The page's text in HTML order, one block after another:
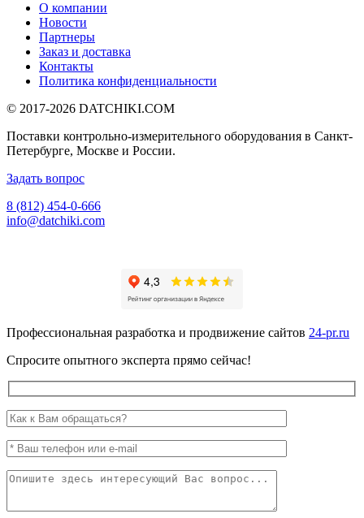
О компании
Новости
Партнеры
Заказ и доставка
Контакты
Политика конфиденциальности
© 2017-2026 DATCHIKI.COM
Поставки контрольно-измерительного оборудования в Санкт-
Петербурге, Москве и России.
Задать вопрос
8 (812) 454-0-666
info@datchiki.com
Профессиональная разработка и продвижение сайтов 24-pr.ru
Спросите опытного эксперта прямо сейчас!